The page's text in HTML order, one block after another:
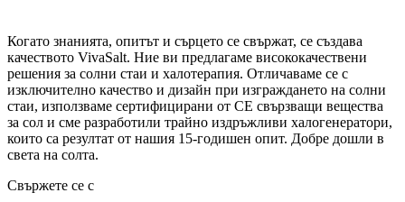
Когато знанията, опитът и сърцето се свържат, се създава
качеството VivaSalt. Ние ви предлагаме висококачествени
решения за солни стаи и халотерапия. Отличаваме се с
изключително качество и дизайн при изграждането на солни
стаи, използваме сертифицирани от CE свързващи вещества
за сол и сме разработили трайно издръжливи халогенератори,
които са резултат от нашия 15-годишен опит. Добре дошли в
света на солта.
Свържете се с